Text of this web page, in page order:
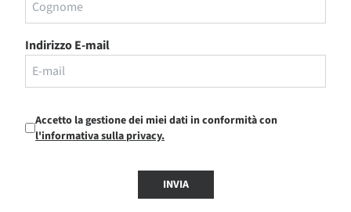
Indirizzo E-mail
Accetto la gestione dei miei dati in conformità con
l'informativa sulla privacy.
INVIA